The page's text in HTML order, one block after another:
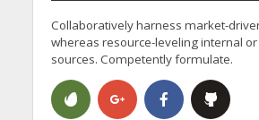
Collaboratively harness market-
whereas resource-leveling internal
sources. Competently formulate.